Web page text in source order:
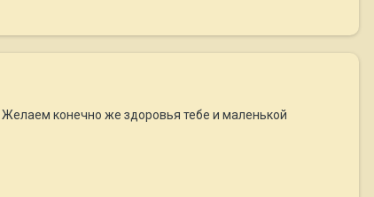
конечно же здоровья тебе и маленькой